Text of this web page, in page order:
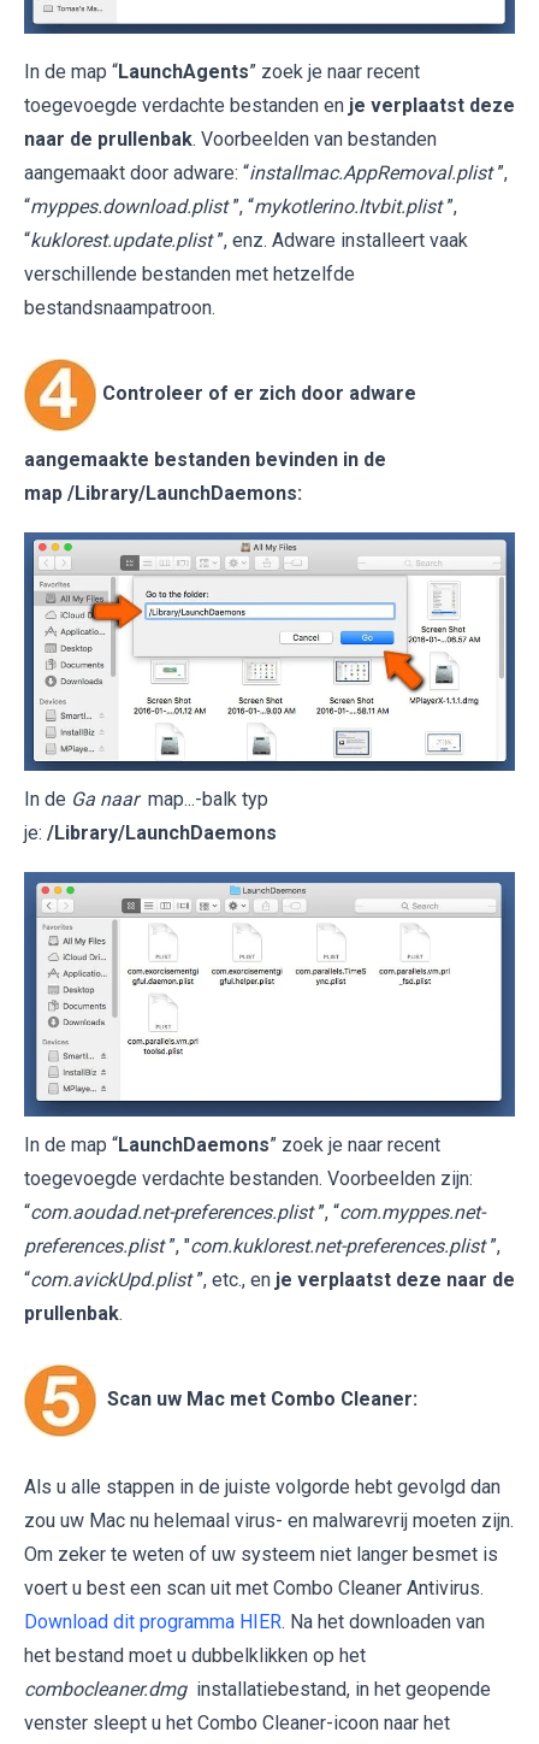
In de map “LaunchAgents” zoek je naar recent
toegevoegde verdachte bestanden en je verplaatst deze
naar de prullenbak. Voorbeelden van bestanden
aangemaakt door adware: “installmac.AppRemoval.plist ”,
“myppes.download.plist ”, “mykotlerino.ltvbit.plist ”,
“kuklorest.update.plist ”, enz. Adware installeert vaak
verschillende bestanden met hetzelfde
bestandsnaampatroon.
Controleer of er zich door adware
aangemaakte bestanden bevinden in de
map /Library/LaunchDaemons:
In de Ga naar map...-balk typ
je: /Library/LaunchDaemons
In de map “LaunchDaemons” zoek je naar recent
toegevoegde verdachte bestanden. Voorbeelden zijn:
“com.aoudad.net-preferences.plist ”, “com.myppes.net-
preferences.plist ”, "com.kuklorest.net-preferences.plist ”,
“com.avickUpd.plist ”, etc., en je verplaatst deze naar de
prullenbak.
Scan uw Mac met Combo Cleaner:
Als u alle stappen in de juiste volgorde hebt gevolgd dan
zou uw Mac nu helemaal virus- en malwarevrij moeten zijn.
Om zeker te weten of uw systeem niet langer besmet is
voert u best een scan uit met Combo Cleaner Antivirus.
Download dit programma HIER. Na het downloaden van
het bestand moet u dubbelklikken op het
combocleaner.dmg installatiebestand, in het geopende
venster sleept u het Combo Cleaner-icoon naar het